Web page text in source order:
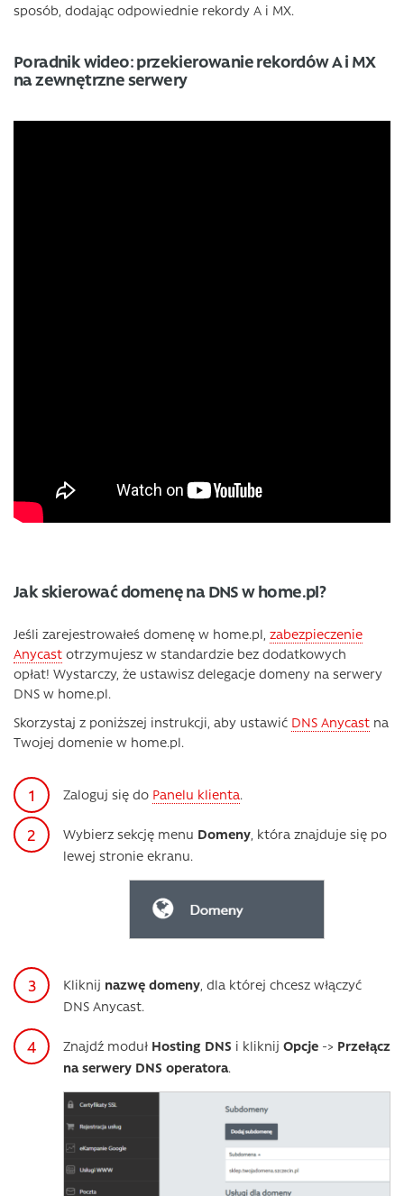
sposób, dodając odpowiednie rekordy A i MX.
Poradnik wideo: przekierowanie rekordów A i MX
na zewnętrzne serwery
Jak skierować domenę na DNS w home.pl?
Jeśli zarejestrowałeś domenę w home.pl, zabezpieczenie
Anycast otrzymujesz w standardzie bez dodatkowych
opłat! Wystarczy, że ustawisz delegacje domeny na serwery
DNS w home.pl.
Skorzystaj z poniższej instrukcji, aby ustawić DNS Anycast na
Twojej domenie w home.pl.
Zaloguj się do Panelu klienta.
Wybierz sekcję menu Domeny, która znajduje się po
lewej stronie ekranu.
Kliknij nazwę domeny, dla której chcesz włączyć
DNS Anycast.
Znajdź moduł Hosting DNS i kliknij Opcje -> Przełącz
na serwery DNS operatora.